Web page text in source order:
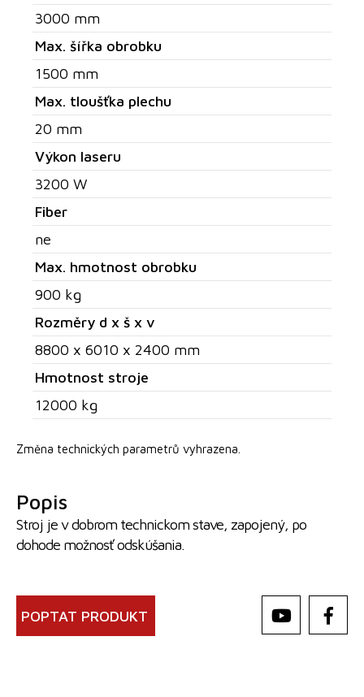
3000 mm
Max. šířka obrobku
1500 mm
Max. tloušťka plechu
20 mm
Výkon laseru
3200 W
Fiber
ne
Max. hmotnost obrobku
900 kg
Rozměry d x š x v
8800 x 6010 x 2400 mm
Hmotnost stroje
12000 kg
Změna technických parametrů vyhrazena.
Popis
Stroj je v dobrom technickom stave, zapojený, po
dohode možnosť odskúšania.
POPTAT PRODUKT